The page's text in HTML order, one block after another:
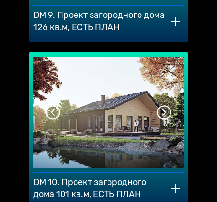
DM 9. Проект загородного дома
126 кв.м, ЕСТЬ ПЛАН
DM 10. Проект загородного
дома 101 кв.м, ЕСТЬ ПЛАН